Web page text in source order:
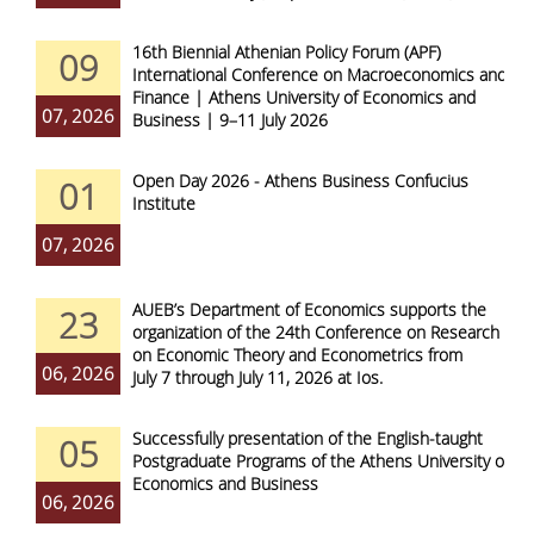
09
07, 2026
16th Biennial Athenian Policy Forum (APF)
International Conference on Macroeconomics and
Finance | Athens University of Economics and
Business | 9–11 July 2026
01
07, 2026
Open Day 2026 - Athens Business Confucius
Institute
23
06, 2026
AUEB’s Department of Economics supports the
organization of the 24th Conference on Research
on Economic Theory and Econometrics from
July 7 through July 11, 2026 at Ios.
05
06, 2026
Successfully presentation of the English-taught
Postgraduate Programs of the Athens University of
Economics and Business